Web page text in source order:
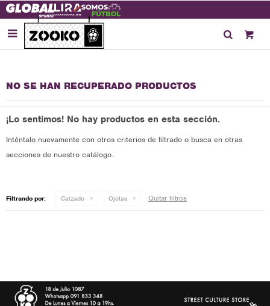

NO SE HAN RECUPERADO PRODUCTOS
¡Lo sentimos! No hay productos en esta sección.
Inténtalo nuevamente con otros criterios de filtrado o busca en otras
secciones de nuestro catálogo.
Filtrando por: Calzado Ojotas Quitar filtros